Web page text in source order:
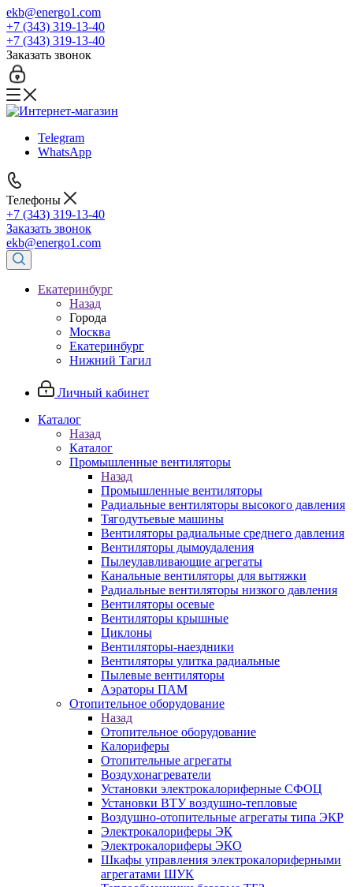
ekb@energo1.com
+7 (343) 319-13-40
+7 (343) 319-13-40
Заказать звонок
Telegram
WhatsApp
Телефоны
+7 (343) 319-13-40
Заказать звонок
ekb@energo1.com
Екатеринбург
Назад
Города
Москва
Екатеринбург
Нижний Тагил
Личный кабинет
Каталог
Назад
Каталог
Промышленные вентиляторы
Назад
Промышленные вентиляторы
Радиальные вентиляторы высокого давления
Тягодутьевые машины
Вентиляторы радиальные среднего давления
Вентиляторы дымоудаления
Пылеулавливающие агрегаты
Канальные вентиляторы для вытяжки
Радиальные вентиляторы низкого давления
Вентиляторы осевые
Вентиляторы крышные
Циклоны
Вентиляторы-наездники
Вентиляторы улитка радиальные
Пылевые вентиляторы
Аэраторы ПАМ
Отопительное оборудование
Назад
Отопительное оборудование
Калориферы
Отопительные агрегаты
Воздухонагреватели
Установки электрокалориферные СФОЦ
Установки ВТУ воздушно-тепловые
Воздушно-отопительные агрегаты типа ЭКР
Электрокалориферы ЭК
Электрокалориферы ЭКО
Шкафы управления электрокалориферными
агрегатами ШУК